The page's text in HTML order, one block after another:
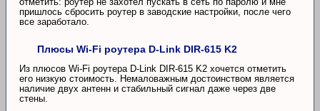
пришлось сбросить роутер в заводские настройки, после чего
все заработало.
Плюсы Wi-Fi роутера D-Link DIR-615 K2
Из плюсов Wi-Fi роутера D-Link DIR-615 K2 хочется отметить
его низкую стоимость. Немаловажным достоинством является
наличие двух антенн и стабильный сигнал даже через две
стены.